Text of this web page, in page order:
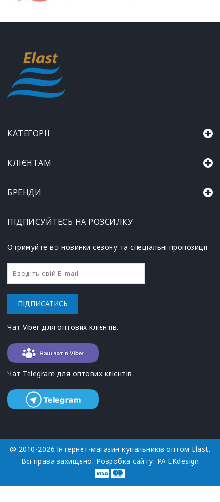
КАТЕГОРІЇ
КЛІЄНТАМ
БРЕНДИ
ПІДПИСУЙТЕСЬ НА РОЗСИЛКУ
Отримуйте всі новинки сезону та спеціальні пропозиції
ПІДПИСАТИСЬ
Чат Viber для оптових клієнтів.
Чат Telegram для оптових клієнтів.
@ 2010-2026 Інтернет-магазин купальників оптом Elast.
Всі права захищено. Розробка сайту: РА LKdesign